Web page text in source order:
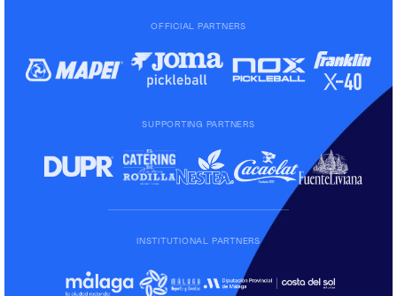
OFFICIAL PARTNERS
SUPPORTING PARTNERS
INSTITUTIONAL PARTNERS